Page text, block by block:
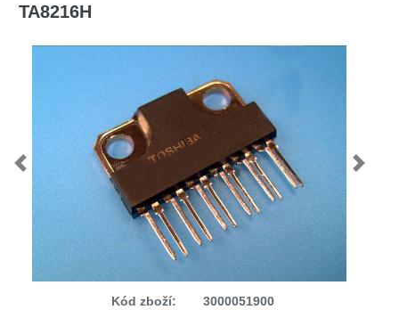
TA8216H
Previous Next
Kód zboží:
3000051900